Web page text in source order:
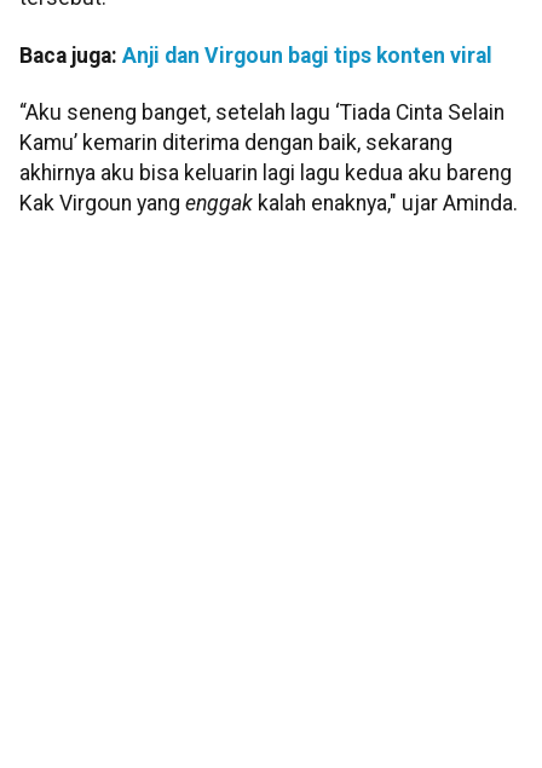
Baca juga: Anji dan Virgoun bagi tips konten viral
“Aku seneng banget, setelah lagu ‘Tiada Cinta Selain
Kamu’ kemarin diterima dengan baik, sekarang
akhirnya aku bisa keluarin lagi lagu kedua aku bareng
Kak Virgoun yang enggak kalah enaknya," ujar Aminda.